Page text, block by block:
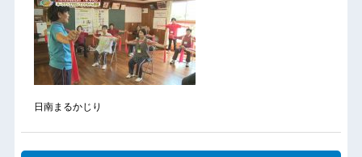
日南まるかじり